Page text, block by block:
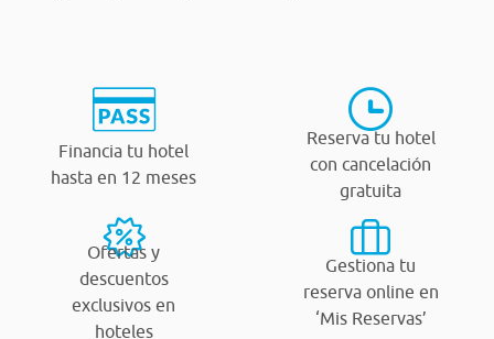
Financia tu hotel
hasta en 12 meses
Reserva tu hotel
con cancelación
gratuita
Ofertas y
descuentos
exclusivos en
hoteles
Gestiona tu
reserva online en
‘Mis Reservas’